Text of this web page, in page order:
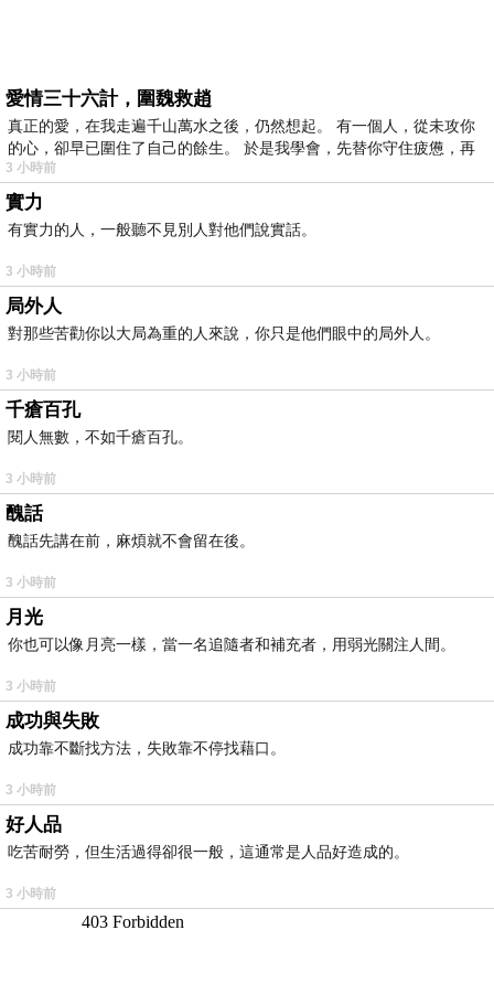
愛情三十六計，圍魏救趙
真正的愛，在我走遍千山萬水之後，仍然想起。 有一個人，從未攻你
的心，卻早已圍住了自己的餘生。 於是我學會，先替你守住疲憊，再
3 小時前
實力
有實力的人，一般聽不見別人對他們說實話。
3 小時前
局外人
對那些苦勸你以大局為重的人來說，你只是他們眼中的局外人。
3 小時前
千瘡百孔
閱人無數，不如千瘡百孔。
3 小時前
醜話
醜話先講在前，麻煩就不會留在後。
3 小時前
月光
你也可以像月亮一樣，當一名追隨者和補充者，用弱光關注人間。
3 小時前
成功與失敗
成功靠不斷找方法，失敗靠不停找藉口。
3 小時前
好人品
吃苦耐勞，但生活過得卻很一般，這通常是人品好造成的。
3 小時前